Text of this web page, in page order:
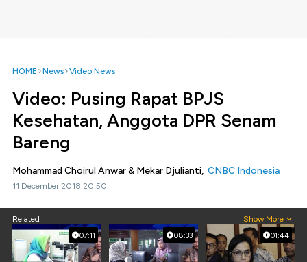
HOME News Video News
Video: Pusing Rapat BPJS
Kesehatan, Anggota DPR Senam
Bareng
Mohammad Choirul Anwar & Mekar Djulianti, CNBC Indonesia
11 December 2018 20:50
Related Show More
07:11 08:33 01:44